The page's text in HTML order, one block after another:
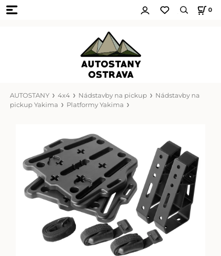
0
AUTOSTANY 4x4 Nádstavby na pickup
Nádstavby na
pickup Yakima
Platformy Yakima